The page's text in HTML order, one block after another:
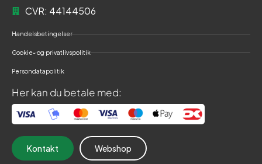
CVR: 44144506
Handelsbetingelser
Cookie- og privatlivspolitik
Persondatapolitik
Her kan du betale med:
Kontakt Webshop